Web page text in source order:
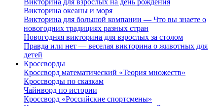
Викторина для взрослых на день рождения
Викторина океаны и моря
Викторина для большой компании — Что вы знаете о
новогодних традициях разных стран
Новогодняя викторина для взрослых за столом
Правда или нет — веселая викторина о животных для
детей
Кроссворды
Кроссворд математический «Теория множеств»
Кроссворды по сказкам
Чайнворд по истории
Кроссворд «Российские спортсмены»